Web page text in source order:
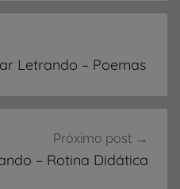
Letrando – Poemas
Próximo post
– Rotina Didática